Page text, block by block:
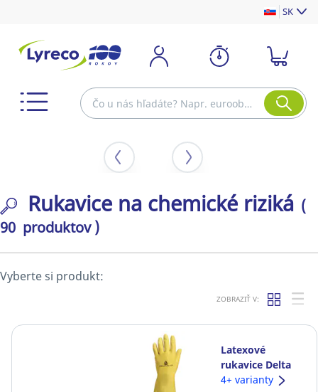
SK
Rukavice na chemické riziká (
90 produktov )
Vyberte si produkt:
ZOBRAZIŤ V:
Latexové
rukavice Delta
Plus Picaflor
4+ varianty